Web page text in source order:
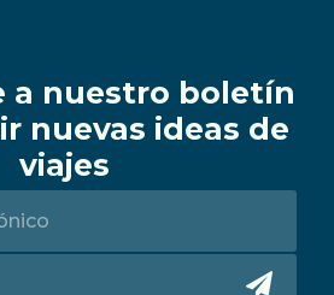
a nuestro boletín
nuevas ideas de
viajes